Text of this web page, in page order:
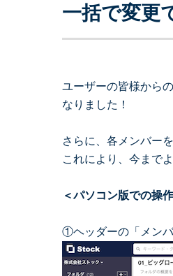
一括で変更
ユーザーの皆様から
なりました！
さらに、各メンバー
これにより、今まで
＜パソコン版での操
①ヘッダーの「メンバ